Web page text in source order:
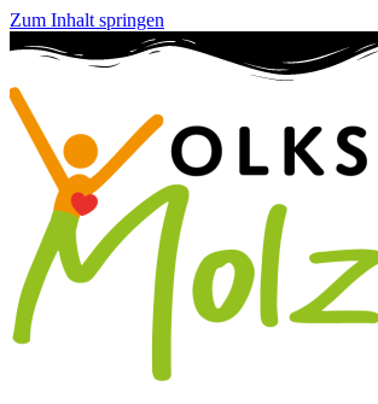
Zum Inhalt springen